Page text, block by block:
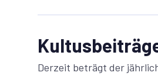
Derzeit beträgt der